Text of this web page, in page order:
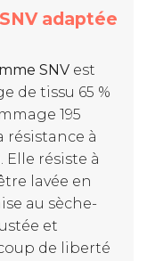
adaptée
SNV est
de tissu 65 %
195
résistance à
résiste à
lavée en
au sèche-
et
de liberté